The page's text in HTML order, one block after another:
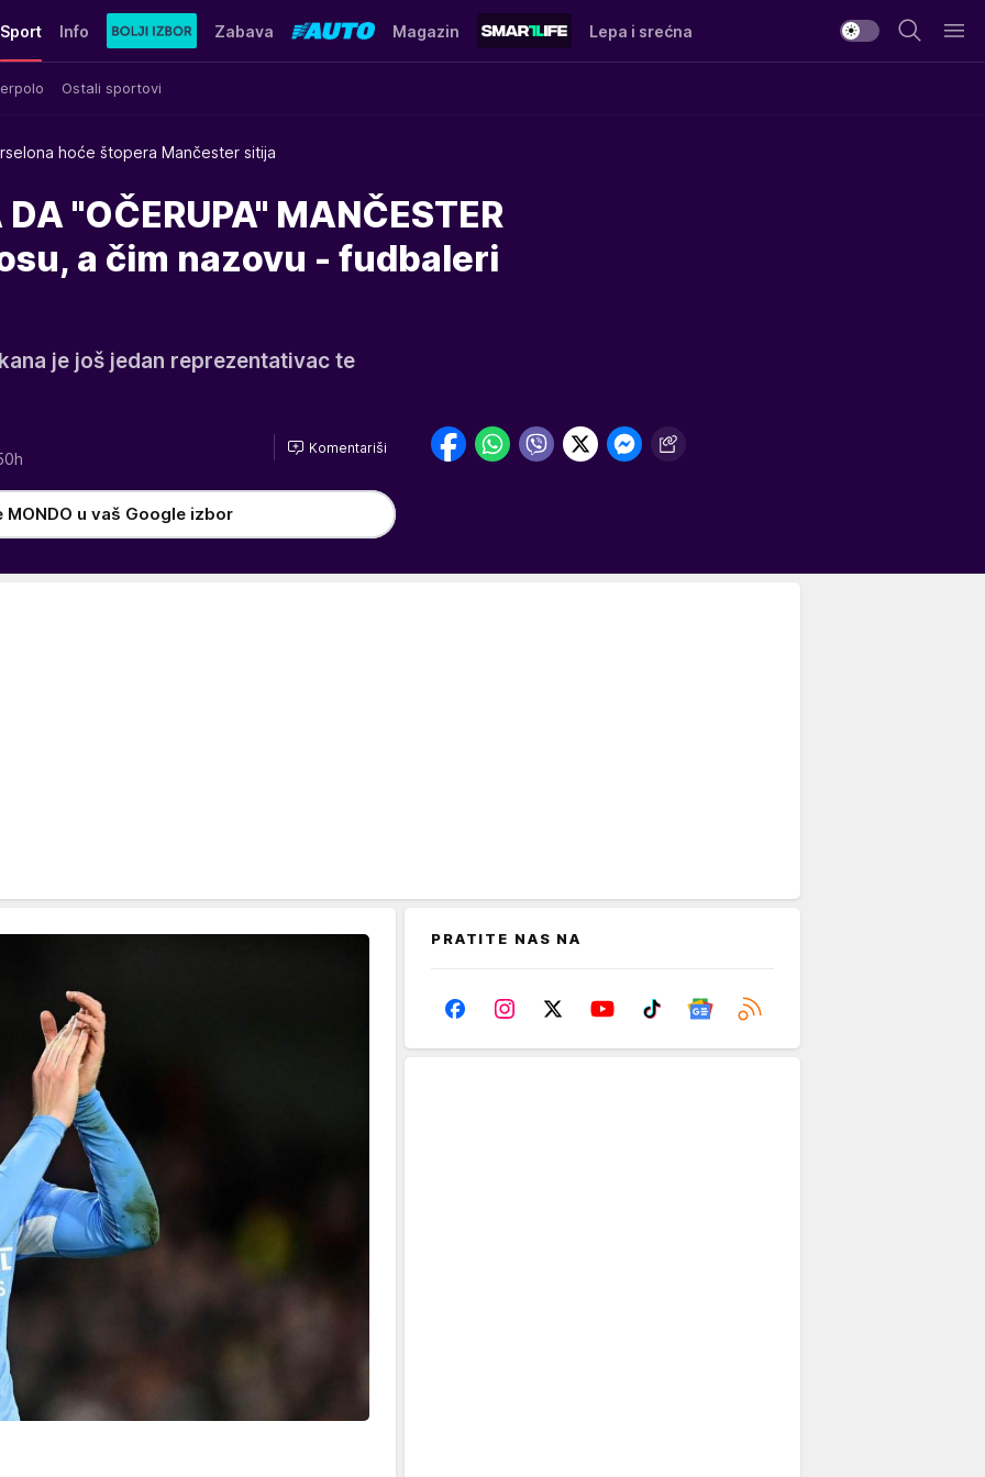
Sport
Ostali sportovi
Info Zabava Magazin Lepa i srećna
hoće štopera Mančester sitija
"OČERUPA" MANČESTER
a čim nazovu - fudbaleri
je još jedan reprezentativac te
Komentariši
MONDO u vaš Google izbor
PRATITE NAS NA